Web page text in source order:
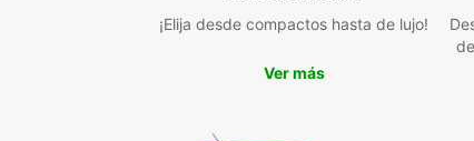
¡Elija desde compactos hasta de lujo!
Ver más